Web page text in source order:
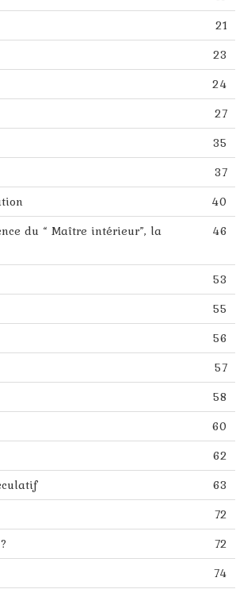
21
23
24
27
35
37
40
du “ Maître intérieur”, la
46
53
55
56
57
58
60
62
63
72
72
74